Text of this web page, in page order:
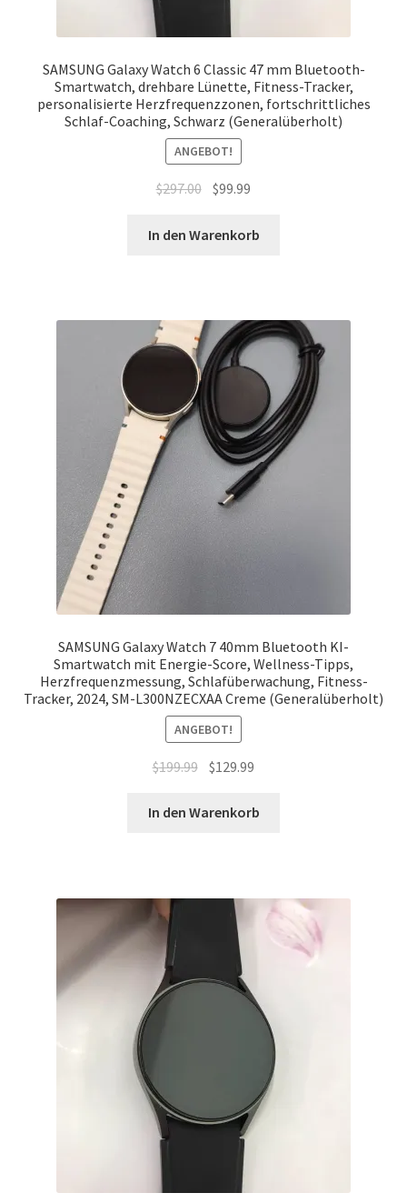
SAMSUNG Galaxy Watch 6 Classic 47 mm Bluetooth-
Smartwatch, drehbare Lünette, Fitness-Tracker,
personalisierte Herzfrequenzzonen, fortschrittliches
Schlaf-Coaching, Schwarz (Generalüberholt)
ANGEBOT!
$297.00 Ursprünglicher
war:
$99.99
ist:
In den Warenkorb
SAMSUNG Galaxy Watch 7 40mm Bluetooth KI-
Smartwatch mit Energie-Score, Wellness-Tipps,
Herzfrequenzmessung, Schlafüberwachung, Fitness-
Tracker, 2024, SM-L300NZECXAA Creme (Generalüberholt)
ANGEBOT!
$199.99 Ursprünglicher
war:
$129.99
ist:
In den Warenkorb